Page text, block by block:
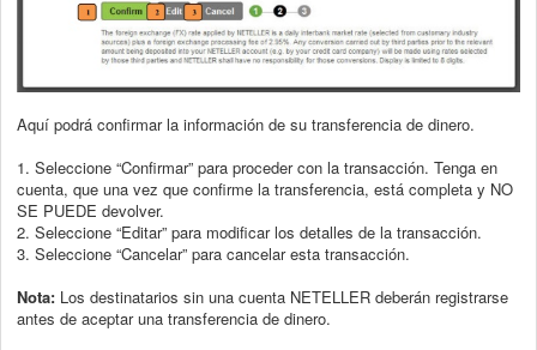
Aquí podrá confirmar la información de su transferencia de dinero.
1. Seleccione “Confirmar” para proceder con la transacción. Tenga en
cuenta, que una vez que confirme la transferencia, está completa y NO
SE PUEDE devolver.
2. Seleccione “Editar” para modificar los detalles de la transacción.
3. Seleccione “Cancelar” para cancelar esta transacción.
Nota: Los destinatarios sin una cuenta NETELLER deberán registrarse
antes de aceptar una transferencia de dinero.